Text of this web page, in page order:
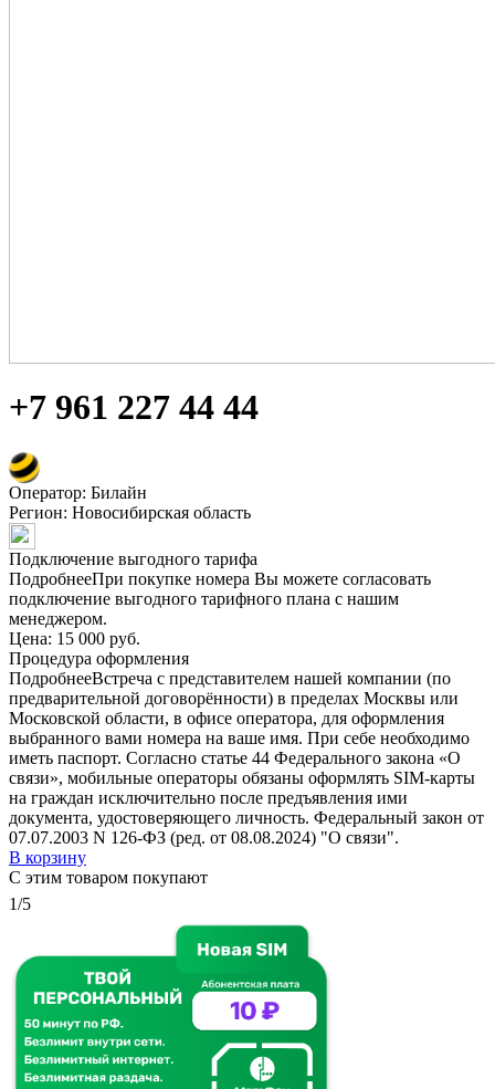
+7 961 227 44 44
Оператор: Билайн
Регион: Новосибирская область
Подключение выгодного тарифа
ПодробнееПри покупке номера Вы можете согласовать
подключение выгодного тарифного плана с нашим
менеджером.
Цена: 15 000 руб.
Процедура оформления
ПодробнееВстреча с представителем нашей компании (по
предварительной договорённости) в пределах Москвы или
Московской области, в офисе оператора, для оформления
выбранного вами номера на ваше имя. При себе необходимо
иметь паспорт. Согласно статье 44 Федерального закона «О
связи», мобильные операторы обязаны оформлять SIM-карты
на граждан исключительно после предъявления ими
документа, удостоверяющего личность. Федеральный закон от
07.07.2003 N 126-ФЗ (ред. от 08.08.2024) "О связи".
В корзину
С этим товаром покупают
1/5